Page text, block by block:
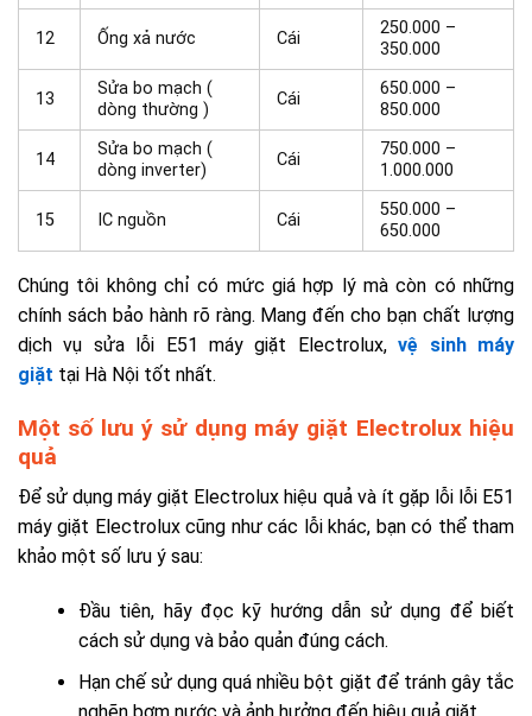
12 Ống xả nước Cái
250.000 –
350.000
13
Sửa bo mạch (
dòng thường )
Cái
650.000 –
850.000
14
Sửa bo mạch (
dòng inverter)
Cái
750.000 –
1.000.000
15 IC nguồn Cái
550.000 –
650.000
Chúng tôi không chỉ có mức giá hợp lý mà còn có những
chính sách bảo hành rõ ràng. Mang đến cho bạn chất lượng
dịch vụ sửa lỗi E51 máy giặt Electrolux,vệ sinh máy
giặt tại Hà Nội tốt nhất.
Một số lưu ý sử dụng máy giặt Electrolux hiệu
quả
Để sử dụng máy giặt Electrolux hiệu quả và ít gặp lỗi lỗi E51
máy giặt Electrolux cũng như các lỗi khác, bạn có thể tham
khảo một số lưu ý sau:
Đầu tiên, hãy đọc kỹ hướng dẫn sử dụng để biết
cách sử dụng và bảo quản đúng cách.
Hạn chế sử dụng quá nhiều bột giặt để tránh gây tắc
nghẽn bơm nước và ảnh hưởng đến hiệu quả giặt.